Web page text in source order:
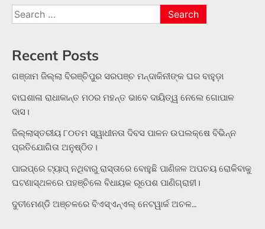
Search
for:
Recent Posts
ଗଞ୍ଜାମ ଜିଲ୍ଲା ବିରଞ୍ଚିପୁର ସରପଞ୍ଚ ମନ୍ଦାକିନୀଙ୍କ ଘର ବାହୁଡ଼ା
ବାଘଶାଳା ରାଧାକାନ୍ତ ମଠର ମହନ୍ତ ଭାବେ ଦାୟିତ୍ୱ ନେଲେ ଗୋପାଳ
ଦାସ।
ଜିଲ୍ଲାସ୍ତରୀୟ ୮୦ତମ ସ୍ୱାଧୀନତା ଦିବସ ପାଳନ ଉପଲକ୍ଷେ ବିଭିନ୍ନ
ପ୍ରତିଯୋଗିତା ଅନୁଷ୍ଠିତ।
ପାଇପ୍‌ରେ ଟ୍ୟାପ୍‌ ନଥିବାରୁ ରାସ୍ତାରେ ବୋହୁଛି ପାଣିଜଳ ଅପଚୟ ରୋକିବାକୁ
ଘଟଣାସ୍ଥଳରେ ପହଞ୍ଚିଲେ ବିଧାୟକ ରୂପେଶ ପାଣିଗ୍ରାହୀ।
ଦୁତୀମେଣ୍ଡି ଅଞ୍ଚଳରେ ବିଏସ୍‌ଏନ୍‌ଏଲ୍‌ ନେଟୱାର୍କ ଅଚଳ…